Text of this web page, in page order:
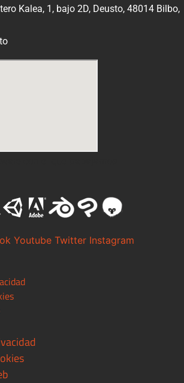
Kalea, 1, bajo 2D, Deusto, 48014 Bilbo,
Youtube Twitter Instagram